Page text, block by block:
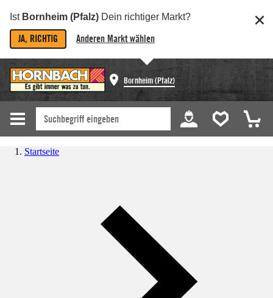
Ist Bornheim (Pfalz) Dein richtiger Markt?
JA, RICHTIG Anderen Markt wählen
Bornheim (Pfalz)
Startseite